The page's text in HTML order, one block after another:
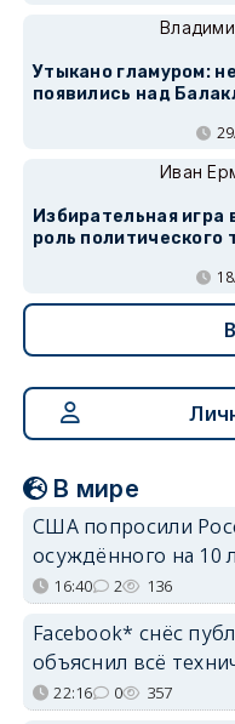
Утыкано гламуром:
появились над
Иван
Избирательная
роль политического
В мире
США попросили
осуждённого на 10
16:40 2 136
Facebook* снёс
объяснил всё
22:16 0 357